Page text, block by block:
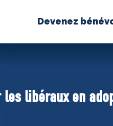
Devenez
BÉNÉVOLE
libéraux en